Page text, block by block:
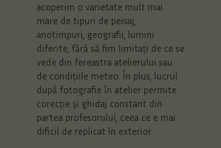
acoperim o varietate mult mai
mare de tipuri de peisaj,
anotimpuri, geografii, lumini
diferite, fără să fim limitați de ce se
vede din fereastra atelierului sau
de condițiile meteo. În plus, lucrul
după fotografie în atelier permite
corecție și ghidaj constant din
partea profesorului, ceea ce e mai
dificil de replicat în exterior.